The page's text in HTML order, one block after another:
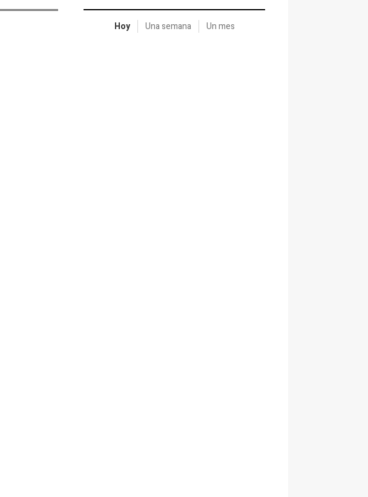
Hoy Una semana Un mes